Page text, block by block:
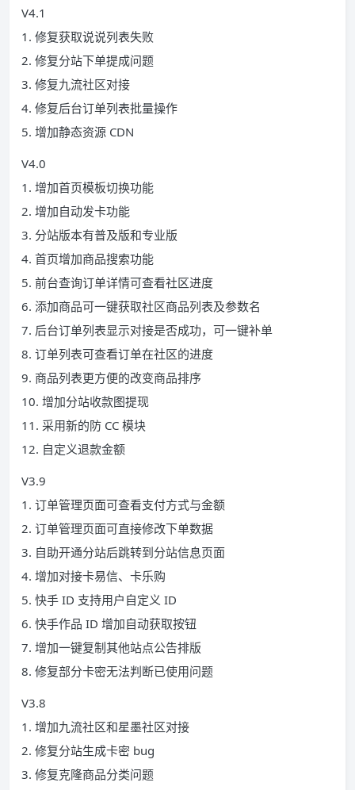
V4.1
1. 修复获取说说列表失败
2. 修复分站下单提成问题
3. 修复九流社区对接
4. 修复后台订单列表批量操作
5. 增加静态资源 CDN
V4.0
1. 增加首页模板切换功能
2. 增加自动发卡功能
3. 分站版本有普及版和专业版
4. 首页增加商品搜索功能
5. 前台查询订单详情可查看社区进度
6. 添加商品可一键获取社区商品列表及参数名
7. 后台订单列表显示对接是否成功，可一键补单
8. 订单列表可查看订单在社区的进度
9. 商品列表更方便的改变商品排序
10. 增加分站收款图提现
11. 采用新的防 CC 模块
12. 自定义退款金额
V3.9
1. 订单管理页面可查看支付方式与金额
2. 订单管理页面可直接修改下单数据
3. 自助开通分站后跳转到分站信息页面
4. 增加对接卡易信、卡乐购
5. 快手 ID 支持用户自定义 ID
6. 快手作品 ID 增加自动获取按钮
7. 增加一键复制其他站点公告排版
8. 修复部分卡密无法判断已使用问题
V3.8
1. 增加九流社区和星墨社区对接
2. 修复分站生成卡密 bug
3. 修复克隆商品分类问题